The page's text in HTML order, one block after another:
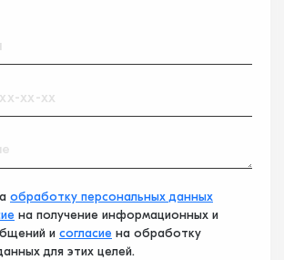
обработку персональных данных
на получение информационных и
и согласие на обработку
для этих целей.